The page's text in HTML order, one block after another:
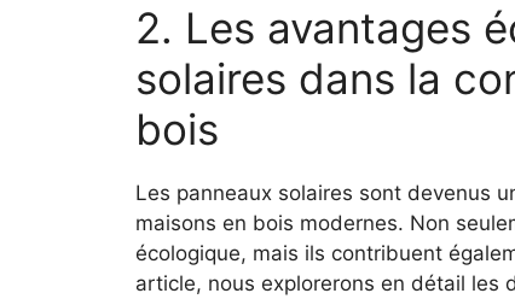
2. Les ​avantages
solaires dans la
bois
Les panneaux solaires sont devenus
maisons en bois modernes. Non
écologique, mais ils contribuent​
article, nous explorerons en détail les